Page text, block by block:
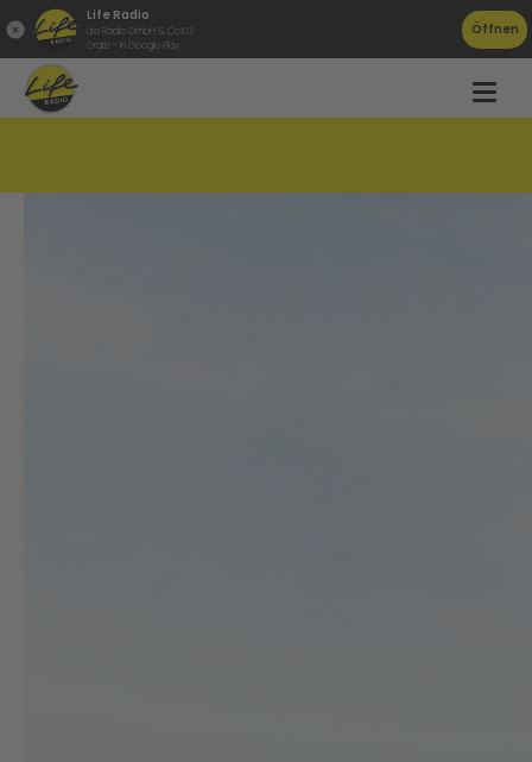
Life Radio
Life Radio GmbH & Co.KG
Gratis - in Google Play
Öffnen